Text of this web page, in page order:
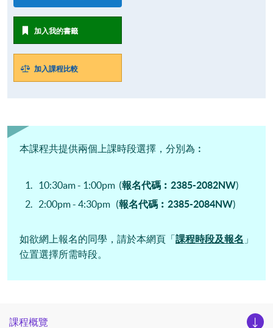
加入我的書籤
加入課程比較
本課程共提供兩個上課時段選擇，分別為︰
10:30am - 1:00pm (報名代碼︰2385-2082NW)
2:00pm - 4:30pm (報名代碼︰2385-2084NW)
如欲網上報名的同學，請於本網頁「課程時段及報名 」
位置選擇所需時段。
課程概覽